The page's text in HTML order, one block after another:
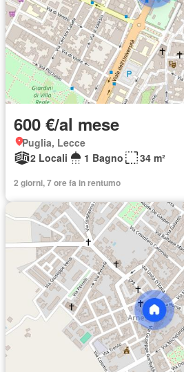
600 €/al mese
Puglia, Lecce
2 Locali
1 Bagno 34 m²
2 giorni, 7 ore fa in rentumo